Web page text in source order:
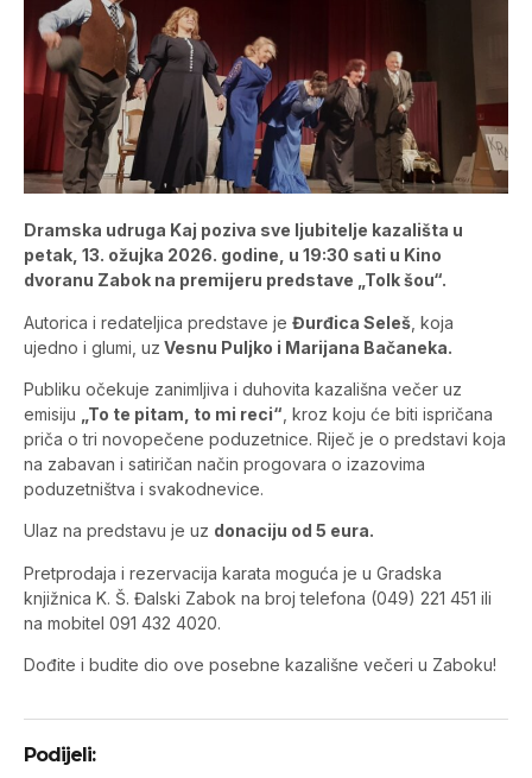
Dramska udruga Kaj poziva sve ljubitelje kazališta u
petak, 13. ožujka 2026. godine, u 19:30 sati u Kino
dvoranu Zabok na premijeru predstave „Tolk šou“.
Autorica i redateljica predstave je Đurđica Seleš , koja
ujedno i glumi, uz Vesnu Puljko i Marijana Bačaneka.
Publiku očekuje zanimljiva i duhovita kazališna večer uz
emisiju
„To te pitam, to mi reci“ , kroz koju će biti ispričana
priča o tri novopečene poduzetnice. Riječ je o predstavi koja
na zabavan i satiričan način progovara o izazovima
poduzetništva i svakodnevice.
Ulaz na predstavu je uz donaciju od 5 eura.
Pretprodaja i rezervacija karata moguća je u Gradska
knjižnica K. Š. Đalski Zabok na broj telefona (049) 221 451 ili
na mobitel 091 432 4020.
Dođite i budite dio ove posebne kazališne večeri u Zaboku!
Podijeli: